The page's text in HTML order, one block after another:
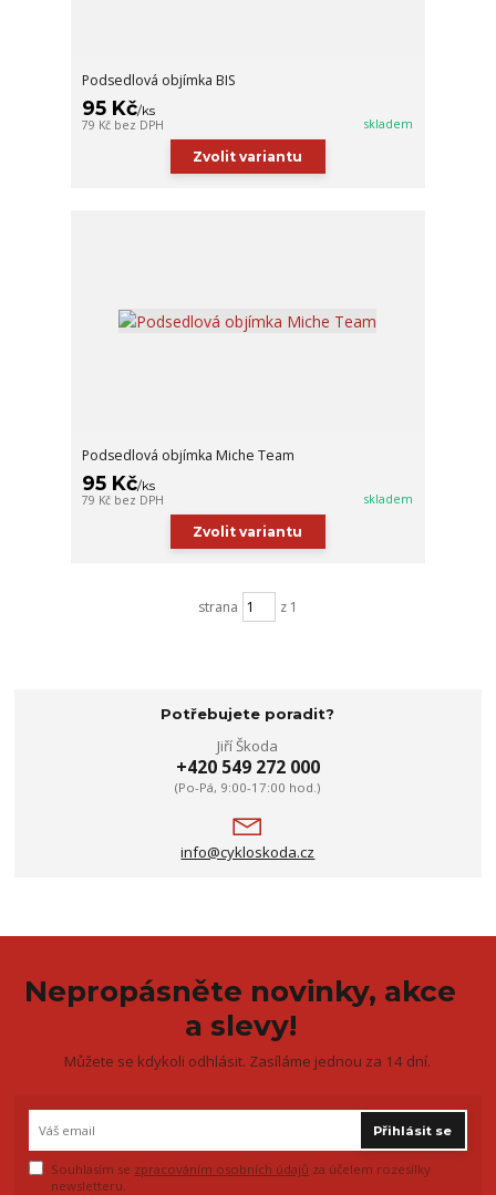
Podsedlová objímka BIS
95 Kč/ks
79 Kč bez DPH skladem
Zvolit variantu
Podsedlová objímka Miche Team
95 Kč/ks
79 Kč bez DPH skladem
Zvolit variantu
strana z 1
Potřebujete poradit?
Jiří Škoda
+420 549 272 000
(Po-Pá, 9:00-17:00 hod.)
info@cykloskoda.cz
Nepropásněte novinky, akce
a slevy!
Můžete se kdykoli odhlásit. Zasíláme jednou za 14 dní.
Přihlásit se
Souhlasím se zpracováním osobních údajů za účelem rozesílky
newsletteru.